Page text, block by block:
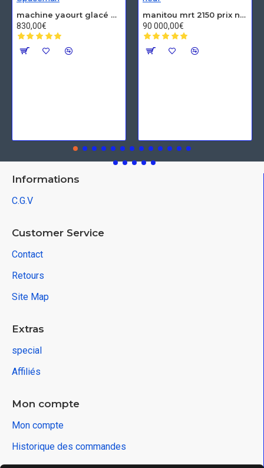
machine yaourt glacé Spaceman
830,00€
manitou mrt 2150 prix neuf
90 000,00€
Informations
C.G.V
Customer Service
Contact
Retours
Site Map
Extras
special
Affiliés
Mon compte
Mon compte
Historique des commandes